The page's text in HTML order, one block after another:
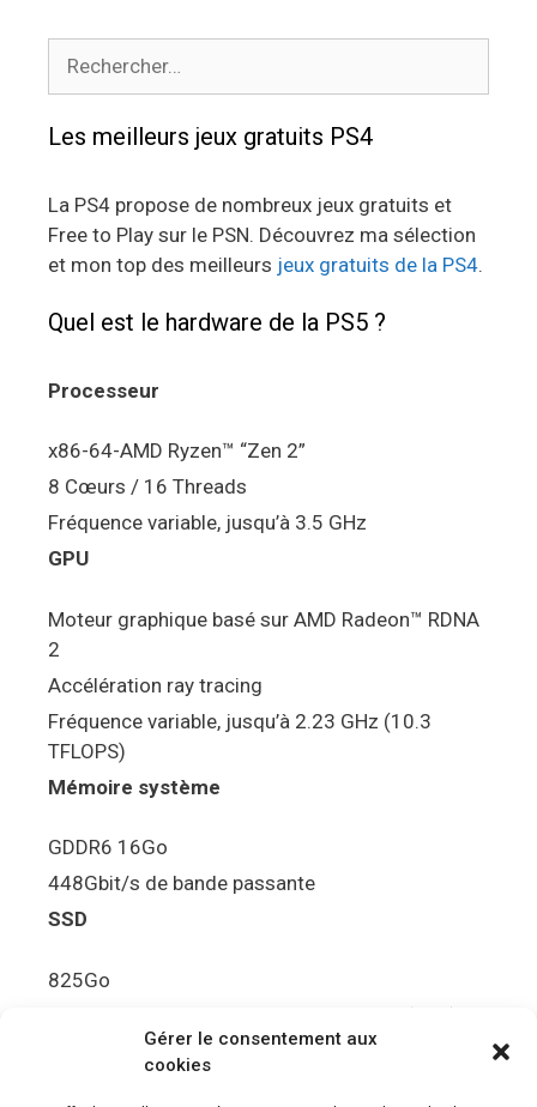
Gérer le consentement aux
cookies
Les meilleurs jeux gratuits PS4
La PS4 propose de nombreux jeux gratuits et
Free to Play sur le PSN. Découvrez ma sélection
et mon top des meilleurs jeux gratuits de la PS4.
Quel est le hardware de la PS5 ?
Processeur
x86-64-AMD Ryzen™ “Zen 2”
8 Cœurs / 16 Threads
Fréquence variable, jusqu’à 3.5 GHz
GPU
Moteur graphique basé sur AMD Radeon™ RDNA
2
Accélération ray tracing
Fréquence variable, jusqu’à 2.23 GHz (10.3
TFLOPS)
Mémoire système
GDDR6 16Go
448Gbit/s de bande passante
SSD
825Go
5.5Gbit/s de bande passante en lecture (Brut)
Disque de jeu PS5